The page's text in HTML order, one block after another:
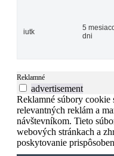
iutk
5
dni
Reklamné
advertisement
Reklamné súbory cookie
relevantných reklám a
návštevníkom. Tieto
webových stránkach a
poskytovanie